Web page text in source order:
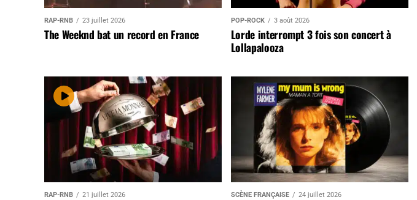
RAP-RNB 23 juillet 2026
The Weeknd bat un record en France
POP-ROCK 3 août 2026
Lorde interrompt 3 fois son concert à
Lollapalooza
RAP-RNB 21 juillet 2026 SCÈNE FRANÇAISE 24 juillet 2026